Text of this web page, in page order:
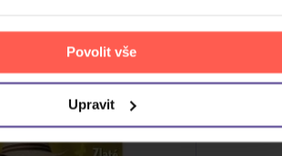
Povolit vše
Upravit